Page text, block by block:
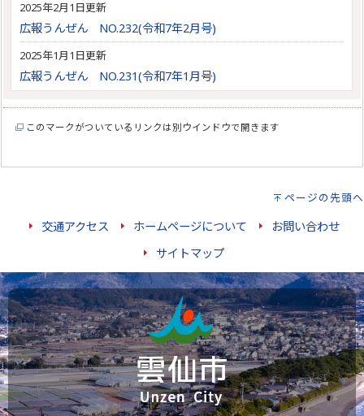
2025年2月1日更新
広報うんぜん NO.232(令和7年2月号)
2025年1月1日更新
広報うんぜん NO.231(令和7年1月号)
このマークがついているリンクは別ウインドウで開きます
ページの先頭へ
交通アクセス ホームページについて
お問い合わせ
サイトマップ